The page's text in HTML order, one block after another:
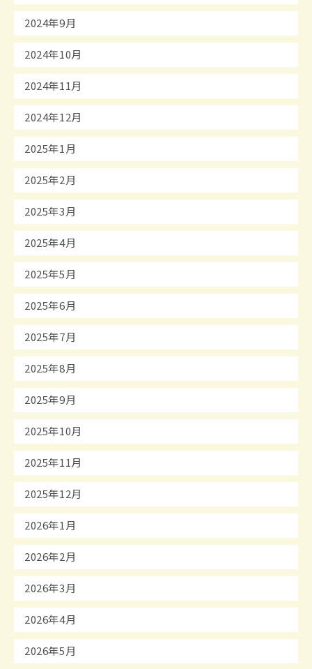
2024年9月
2024年10月
2024年11月
2024年12月
2025年1月
2025年2月
2025年3月
2025年4月
2025年5月
2025年6月
2025年7月
2025年8月
2025年9月
2025年10月
2025年11月
2025年12月
2026年1月
2026年2月
2026年3月
2026年4月
2026年5月